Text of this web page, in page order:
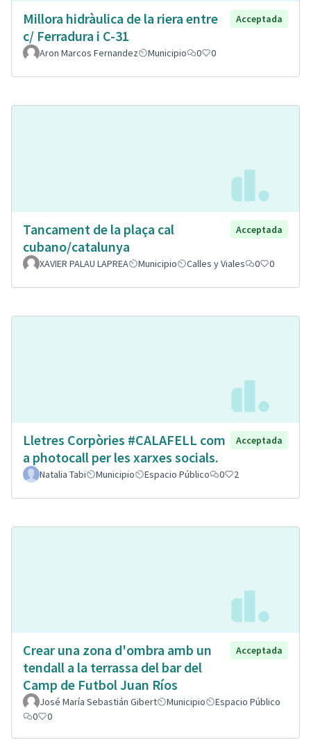
Millora hidràulica de la riera entre
c/ Ferradura i C-31
Acceptada
Aron Marcos Fernandez Municipio 0 0
Tancament de la plaça cal
cubano/catalunya
Acceptada
XAVIER PALAU LAPREA Municipio Calles y Viales 0 0
Lletres Corpòries #CALAFELL com
a photocall per les xarxes socials.
Acceptada
Natalia Tabi Municipio Espacio Público 0 2
Crear una zona d'ombra amb un
tendall a la terrassa del bar del
Camp de Futbol Juan Ríos
Acceptada
José María Sebastián Gibert Municipio
Espacio Público
0
0